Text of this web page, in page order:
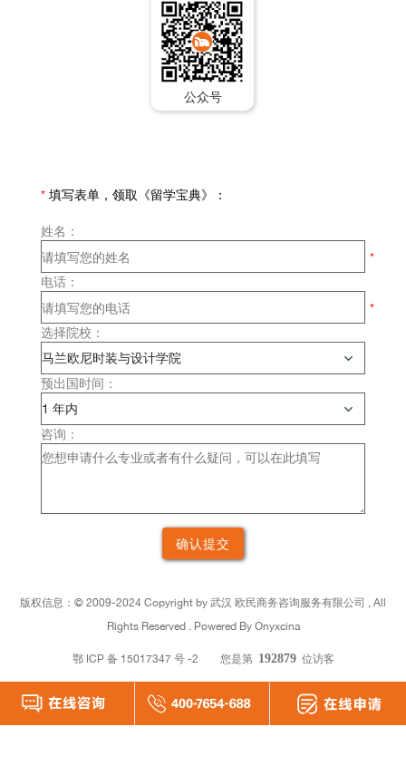
公众号
* 填写表单，领取《留学宝典》：
姓名：
电话：
选择院校：
预出国时间：
咨询：
版权信息：© 2009-2024 Copyright by 武汉 欧民商务咨询服务有限公司 , All
Rights Reserved . Powered By Onyxcina
鄂 ICP 备 15017347 号 -2 您是第 192879位访客